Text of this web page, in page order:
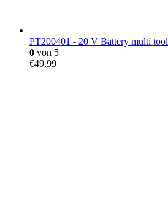
PT200401 - 20 V Battery multi tool
0 von 5
€49,99